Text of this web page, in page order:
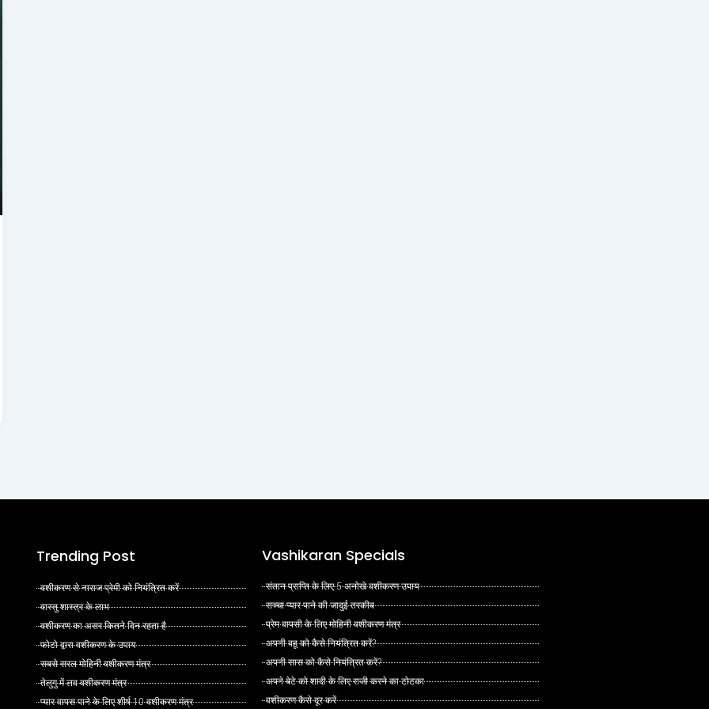
Trending Post
वशीकरण से नाराज प्रेमी को नियंत्रित करें
वास्तु शास्त्र के लाभ
वशीकरण का असर कितने दिन रहता है
फोटो द्वारा वशीकरण के उपाय
सबसे सरल मोहिनी वशीकरण मंत्र
तेलुगु में लव वशीकरण मंत्र
प्यार वापस पाने के लिए शीर्ष 10 वशीकरण मंत्र
Vashikaran Specials
संतान प्राप्ति के लिए 5 अनोखे वशीकरण उपाय
सच्चा प्यार पाने की जादुई तरकीब
प्रेम वापसी के लिए मोहिनी वशीकरण मंत्र
अपनी बहू को कैसे नियंत्रित करें?
अपनी सास को कैसे नियंत्रित करें?
अपने बेटे को शादी के लिए राजी करने का टोटका
वशीकरण कैसे दूर करें